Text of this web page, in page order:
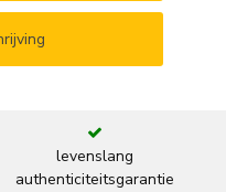
levenslang
authenticiteitsgarantie